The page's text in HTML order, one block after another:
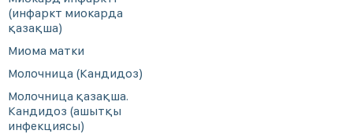
(инфаркт миокарда
қазақша)
Миома матки
Молочница (Кандидоз)
Молочница қазақша.
Кандидоз (ашытқы
инфекциясы)